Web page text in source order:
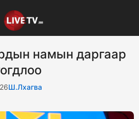
намын даргаар
Ш.Лхагва